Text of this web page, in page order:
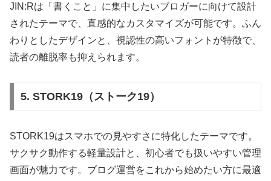
JIN:Rは「書くこと」に集中したいブロガーに向けて設計
されたテーマで、直感的なカスタマイズが可能です。ふん
わりとしたデザインと、視認性の高いフォントが特徴で、
読者の離脱率も抑えられます。
5. STORK19（ストーク19）
STORK19はスマホでの見やすさに特化したテーマです。
サクサク動作する軽量設計と、初心者でも扱いやすい管理
画面が魅力です。ブログ運営をこれから始めたい方に最適